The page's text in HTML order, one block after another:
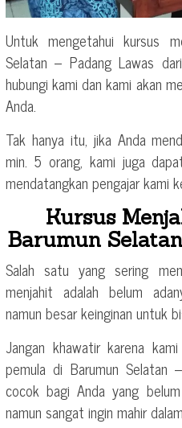
Untuk mengetahui kursus
Selatan – Padang Lawas
hubungi kami dan kami akan
Anda.
Tak hanya itu, jika Anda
min. 5 orang, kami juga
mendatangkan pengajar kami
Kursus
Barumun
Salah satu yang sering
menjahit adalah belum
namun besar keinginan untuk
Jangan khawatir karena
pemula di Barumun Selatan
cocok bagi Anda yang
namun sangat ingin mahir